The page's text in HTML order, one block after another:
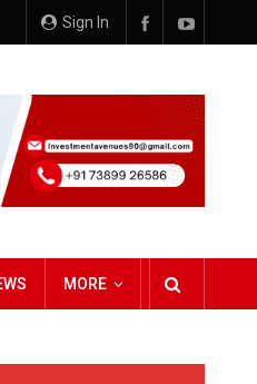
Sign In
MORE